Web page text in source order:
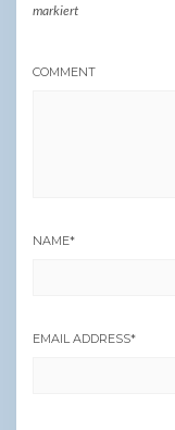
markiert
COMMENT
NAME*
EMAIL ADDRESS*